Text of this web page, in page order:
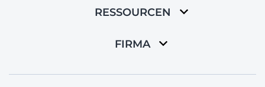
RESSOURCEN
FIRMA